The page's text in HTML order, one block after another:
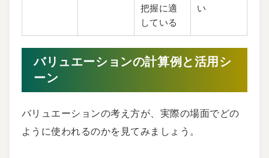
把握に適
している
い
バリュエーションの計算例と活用シ
ーン
バリュエーションの考え方が、実際の場面でどの
ように使われるのかを見てみましょう。